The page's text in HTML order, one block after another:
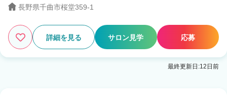
スタッフ10名以下 詳細条件を変更
長野県千曲市桜堂359-1
詳細を見る サロン見学 応募
最終更新日:12日前